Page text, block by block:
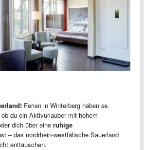
Ferien in Winterberg haben es
du ein Aktivurlauber mit hohem
dich über eine ruhige
– das nordrhein-westfälische Sauerland
enttäuschen.